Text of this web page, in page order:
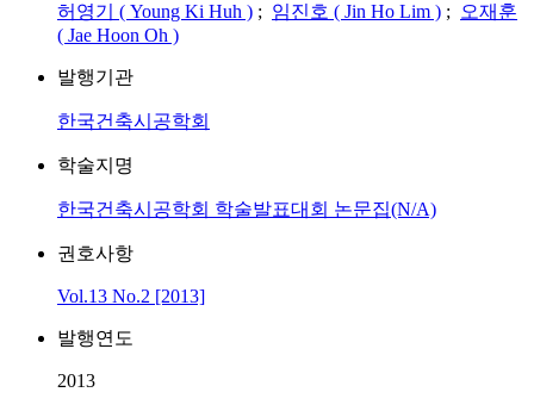
허영기 ( Young Ki Huh ) ; 임진호 ( Jin Ho Lim ) ;
오재훈
( Jae Hoon Oh )
발행기관
한국건축시공학회
학술지명
한국건축시공학회 학술발표대회 논문집(N/A)
권호사항
Vol.13 No.2 [2013]
발행연도
2013